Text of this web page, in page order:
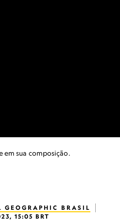
em sua composição.
GEOGRAPHIC BRASIL
15:05 BRT